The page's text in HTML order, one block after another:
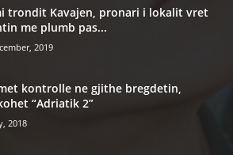
trondit Kavajen, pronari i lokalit vret
me plumb pas...
2019
kontrolle ne gjithe bregdetin,
“Adriatik 2”
2018